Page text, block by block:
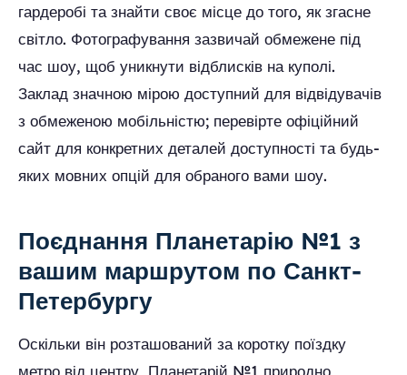
гардеробі та знайти своє місце до того, як згасне
світло. Фотографування зазвичай обмежене під
час шоу, щоб уникнути відблисків на куполі.
Заклад значною мірою доступний для відвідувачів
з обмеженою мобільністю; перевірте офіційний
сайт для конкретних деталей доступності та будь-
яких мовних опцій для обраного вами шоу.
Поєднання Планетарію №1 з
вашим маршрутом по Санкт-
Петербургу
Оскільки він розташований за коротку поїздку
метро від центру, Планетарій №1 природно